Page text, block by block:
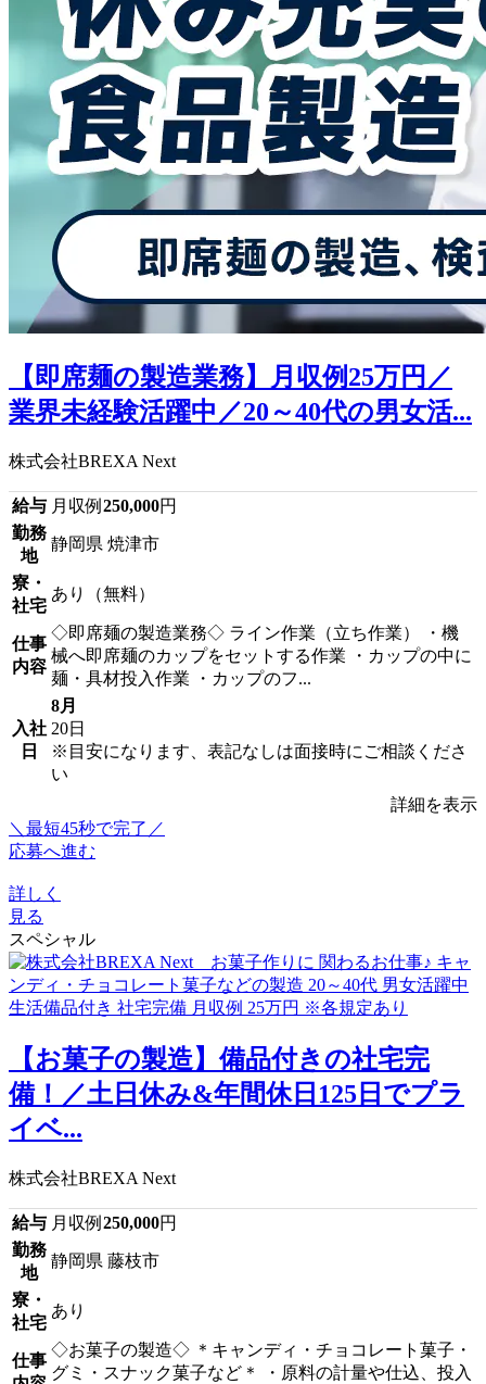
【即席麺の製造業務】月収例25万円／
業界未経験活躍中／20～40代の男女活...
株式会社BREXA Next
給与 月収例 250,000円
勤務
地
静岡県 焼津市
寮・
社宅
あり（無料）
仕事
内容
◇即席麺の製造業務◇ ライン作業（立ち作業） ・機
械へ即席麺のカップをセットする作業 ・カップの中に
麺・具材投入作業 ・カップのフ...
入社
日
8月
20日
※目安になります、表記なしは面接時にご相談くださ
い
詳細を表示
＼最短45秒で完了／
応募へ進む
詳しく
見る
スペシャル
【お菓子の製造】備品付きの社宅完
備！／土日休み&年間休日125日でプラ
イベ...
株式会社BREXA Next
給与 月収例 250,000円
勤務
地
静岡県 藤枝市
寮・
社宅
あり
仕事
◇お菓子の製造◇ ＊キャンディ・チョコレート菓子・
グミ・スナック菓子など＊ ・原料の計量や仕込、投入